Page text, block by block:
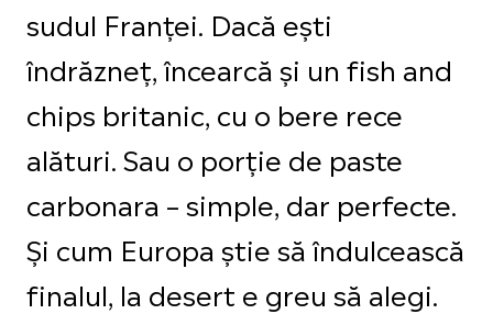
sudul Franței. Dacă ești
îndrăzneț, încearcă și un fish and
chips britanic, cu o bere rece
alături. Sau o porție de paste
carbonara – simple, dar perfecte.
Și cum Europa știe să îndulcească
finalul, la desert e greu să alegi.